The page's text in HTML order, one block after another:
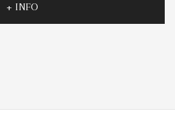
+ INFO